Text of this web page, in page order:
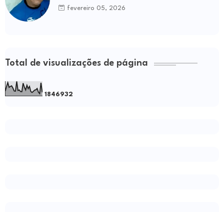
fevereiro 05, 2026
Total de visualizações de página
1 846932